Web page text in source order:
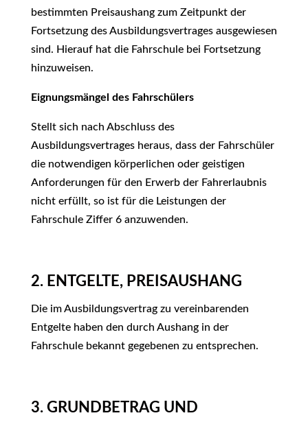
bestimmten Preisaushang zum Zeitpunkt der
Fortsetzung des Ausbildungsvertrages ausgewiesen
sind. Hierauf hat die Fahrschule bei Fortsetzung
hinzuweisen.
Eignungsmängel des Fahrschülers
Stellt sich nach Abschluss des
Ausbildungsvertrages heraus, dass der Fahrschüler
die notwendigen körperlichen oder geistigen
Anforderungen für den Erwerb der Fahrerlaubnis
nicht erfüllt, so ist für die Leistungen der
Fahrschule Ziffer 6 anzuwenden.
2. ENTGELTE, PREISAUSHANG
Die im Ausbildungsvertrag zu vereinbarenden
Entgelte haben den durch Aushang in der
Fahrschule bekannt gegebenen zu entsprechen.
3. GRUNDBETRAG UND